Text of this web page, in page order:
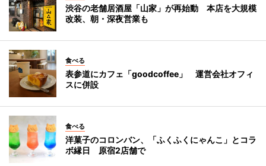
渋谷の老舗居酒屋「山家」が再始動 本店を大規模
改装、朝・深夜営業も
食べる
表参道にカフェ「goodcoffee」 運営会社オフィ
スに併設
食べる
洋菓子のコロンバン、「ふくふくにゃんこ」とコラ
ボ縁日 原宿2店舗で